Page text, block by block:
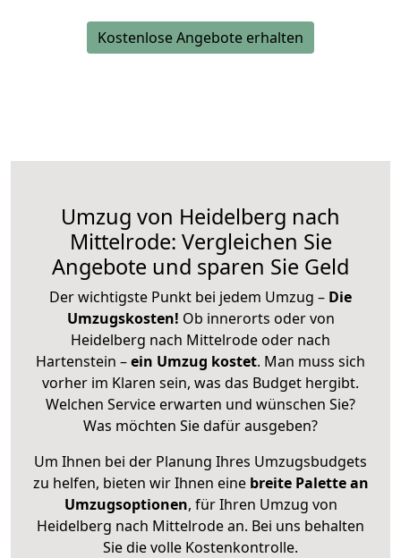
Kostenlose Angebote erhalten
Umzug von Heidelberg nach
Mittelrode: Vergleichen Sie
Angebote und sparen Sie Geld
Der wichtigste Punkt bei jedem Umzug – Die
Umzugskosten! Ob innerorts oder von
Heidelberg nach Mittelrode oder nach
Hartenstein –ein Umzug kostet. Man muss sich
vorher im Klaren sein, was das Budget hergibt.
Welchen Service erwarten und wünschen Sie?
Was möchten Sie dafür ausgeben?
Um Ihnen bei der Planung Ihres Umzugsbudgets
zu helfen, bieten wir Ihnen eine breite Palette an
Umzugsoptionen, für Ihren Umzug von
Heidelberg nach Mittelrode an. Bei uns behalten
Sie die volle Kostenkontrolle.